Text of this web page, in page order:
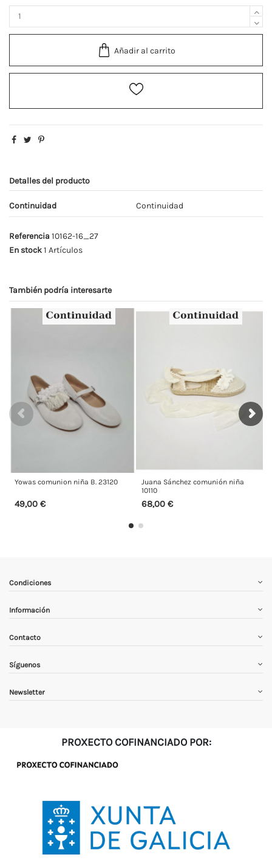
Añadir al carrito
Detalles del producto
Continuidad Continuidad
Referencia 10162-16_27
En stock1 Artículos
También podría interesarte
niña B. 23120
Juana Sánchez comunión niña
Yowas
Condiciones
Información
Contacto
Síguenos
Newsletter
PROXECTO COFINANCIADO POR: